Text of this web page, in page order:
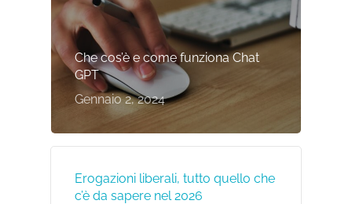
Che cos’è e come funziona Chat
GPT
Gennaio 2, 2024
Erogazioni liberali, tutto quello che
c’è da sapere nel 2026